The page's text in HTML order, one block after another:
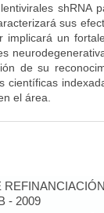
shRNA
sus
un
de su
el área.
- 2009